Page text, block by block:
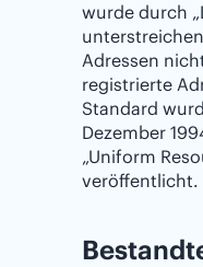
wurde durch
Adressen
registrierte
Standard
Dezember
„Uniform
veröffentlicht.